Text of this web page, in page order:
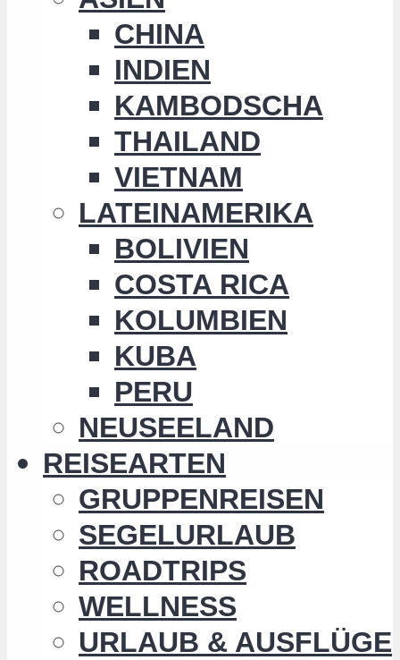
CHINA
INDIEN
KAMBODSCHA
THAILAND
VIETNAM
LATEINAMERIKA
BOLIVIEN
COSTA RICA
KOLUMBIEN
KUBA
PERU
NEUSEELAND
REISEARTEN
GRUPPENREISEN
SEGELURLAUB
ROADTRIPS
WELLNESS
URLAUB & AUSFLÜGE